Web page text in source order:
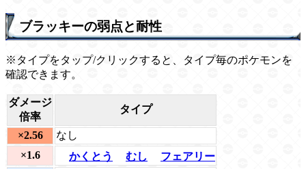
ブラッキーの弱点と耐性
※タイプをタップ/クリックすると、タイプ毎のポケモンを
確認できます。
ダメージ
倍率
タイプ
×2.56
なし
×1.6
かくとう むし
フェアリー